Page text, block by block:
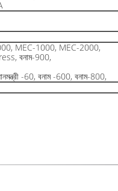
9000, MEC-1000, MEC-2000,
বনাম-900,
-60, বনাম -600, বনাম-800,